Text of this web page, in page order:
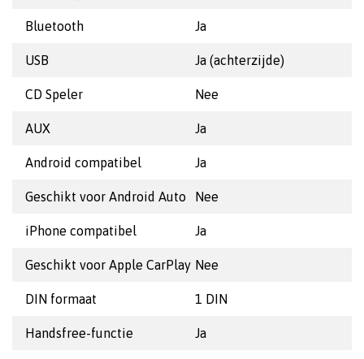
Bluetooth Ja
USB Ja (achterzijde)
CD Speler Nee
AUX Ja
Android compatibel Ja
Geschikt voor Android Auto Nee
iPhone compatibel Ja
Geschikt voor Apple CarPlay Nee
DIN formaat 1 DIN
Handsfree-functie Ja